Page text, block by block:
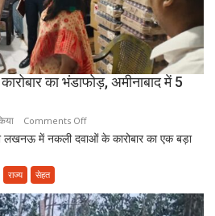
कर
सकेंगे
PG,
उत्तराखंड
स्वास्थ्य
तैयार
का भंडाफोड़, अमीनाबाद में 5
Comments Offon
लखनऊ
दवाओं
के
लखनऊ में नकली दवाओं के कारोबार का एक बड़ा
राज्य सेहत